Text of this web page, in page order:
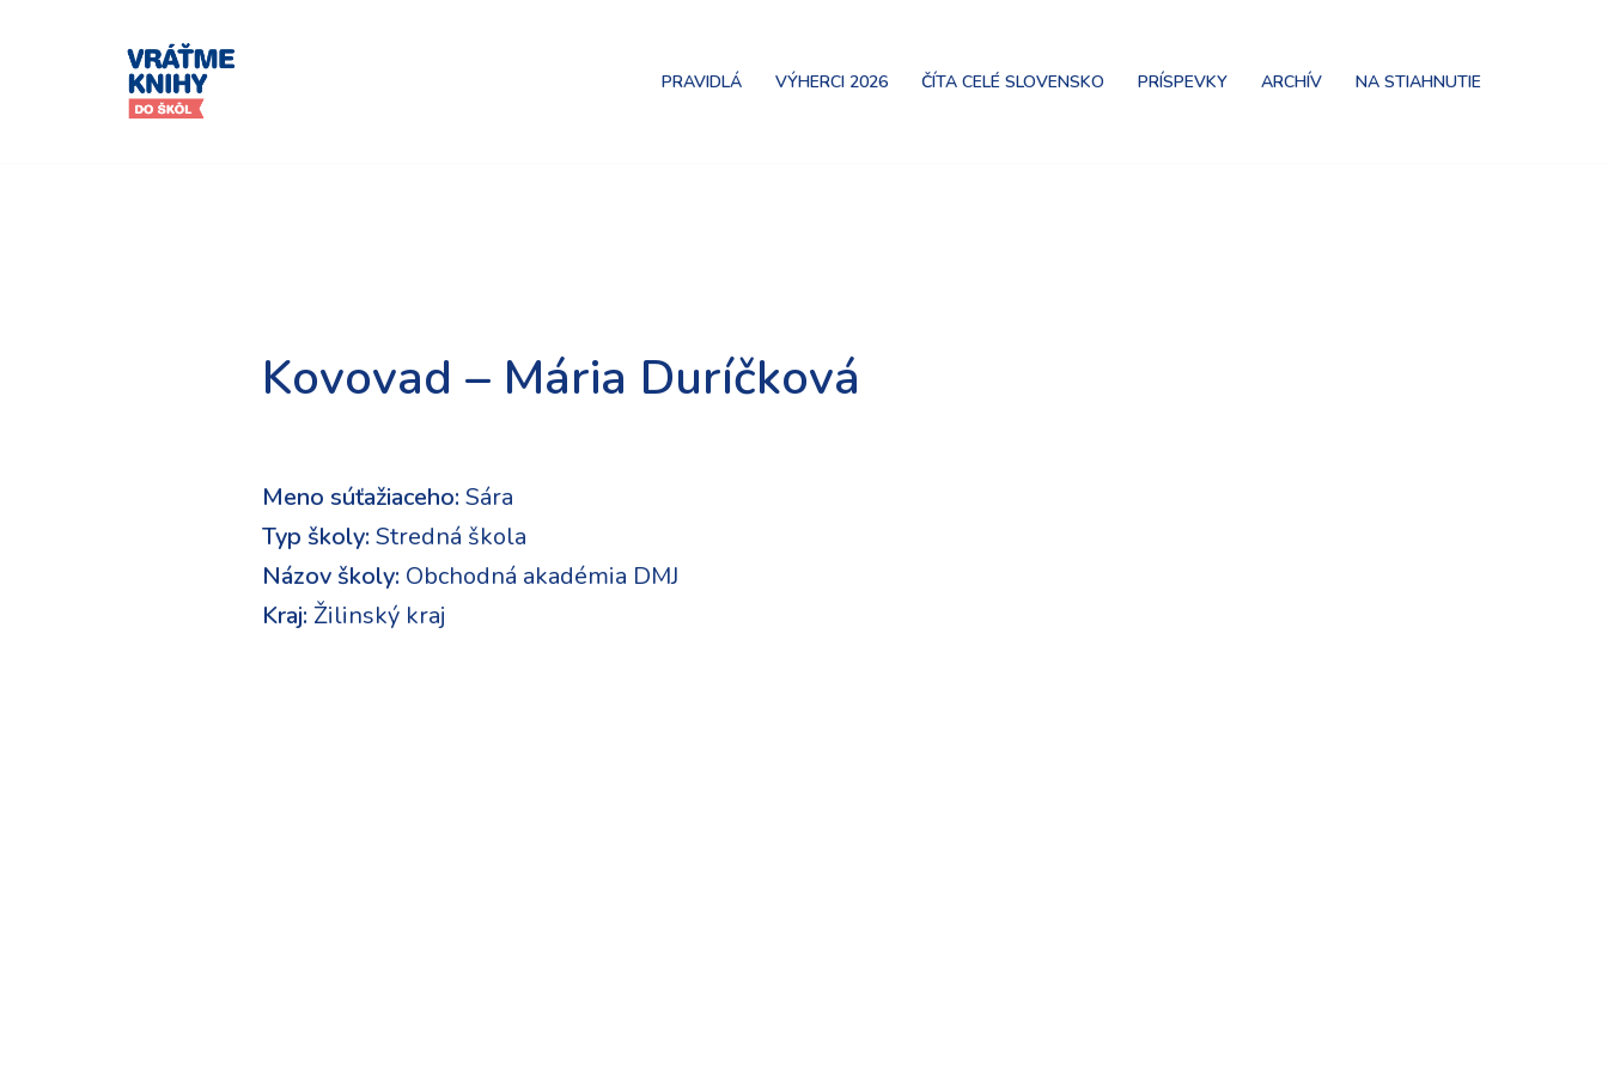
PRAVIDLÁ VÝHERCI 2026 ČÍTA CELÉ SLOVENSKO PRÍSPEVKY ARCHÍV NA STIAHNUTIE
Kovovad – Mária Duríčková
Meno súťažiaceho: Sára
Typ školy: Stredná škola
Názov školy: Obchodná akadémia DMJ
Kraj: Žilinský kraj